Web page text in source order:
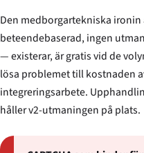
Den medborgartekniska ironin
beteendebaserad, ingen
— existerar, är gratis vid de
lösa problemet till kostnaden
integreringsarbete.
håller v2-utmaningen på plats.